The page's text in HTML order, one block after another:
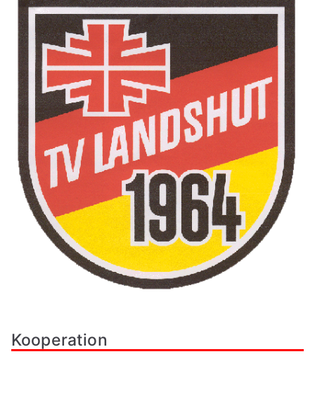
Kooperation